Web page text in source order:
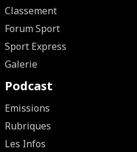
Classement
Forum Sport
Sport Express
Galerie
Podcast
Emissions
Rubriques
Les Infos